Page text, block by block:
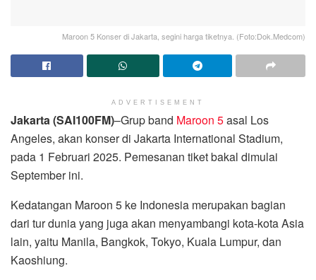
Maroon 5 Konser di Jakarta, segini harga tiketnya. (Foto:Dok.Medcom)
ADVERTISEMENT
Jakarta (SAI100FM)–Grup band Maroon 5asal Los
Angeles, akan konser di Jakarta International Stadium,
pada 1 Februari 2025. Pemesanan tiket bakal dimulai
September ini.
Kedatangan Maroon 5 ke Indonesia merupakan bagian
dari tur dunia yang juga akan menyambangi kota-kota Asia
lain, yaitu Manila, Bangkok, Tokyo, Kuala Lumpur, dan
Kaoshiung.